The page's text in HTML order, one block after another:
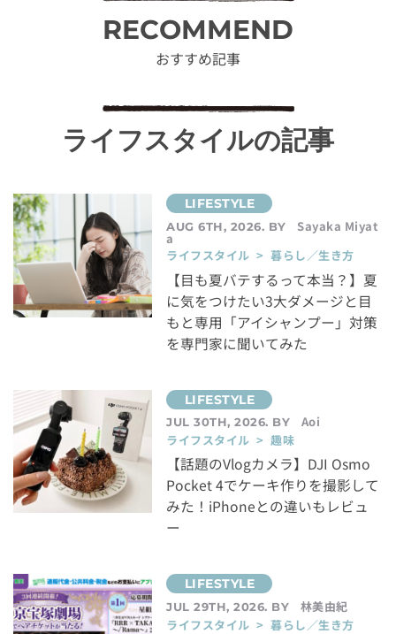
RECOMMEND
おすすめ記事
ライフスタイルの記事
AUG 6TH, 2026. BY Sayaka Miyat
a
ライフスタイル > 暮らし／生き方
【目も夏バテするって本当？】夏
に気をつけたい3大ダメージと目
もと専用「アイシャンプー」対策
を専門家に聞いてみた
JUL 30TH, 2026. BY
Aoi
ライフスタイル > 趣味
【話題のVlogカメラ】DJI Osmo
Pocket 4でケーキ作りを撮影して
みた！iPhoneとの違いもレビュ
ー
JUL 29TH, 2026. BY
林美由紀
ライフスタイル > 暮らし／生き方